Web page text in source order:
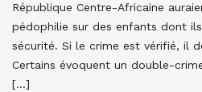
République Centre-Africaine
pédophilie sur des enfants dont
sécurité. Si le crime est vérifié, il
Certains évoquent un double-
[…]